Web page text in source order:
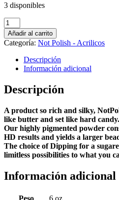
3 disponibles
NOTPOLISH
M106
DON'T
KISS
TEAL
ACRYLIC
2oz.
cantidad
Añadir al carrito
Categoría: Not Polish - Acrilicos
Descripción
Información adicional
Descripción
A product so rich and silky,
like butter and set like hard candy.
Our highly pigmented powder
HD results and yields a larger
The choice of Dipping for a
limitless possibilities to what you
Información adicional
Peso
6 oz